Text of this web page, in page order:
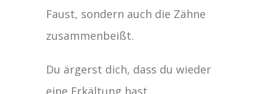
Faust, sondern auch die Zähne
zusammenbeißt.
Du ärgerst dich, dass du wieder
eine Erkältung hast.